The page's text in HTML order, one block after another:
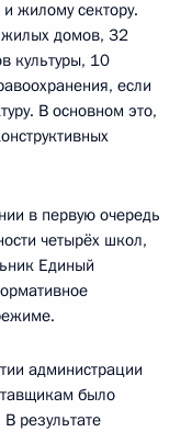
жилому сектору.
домов, 32
культуры, 10
если
В основном это,
в первую очередь
четырёх школ,
Единый
администрации
было
результате